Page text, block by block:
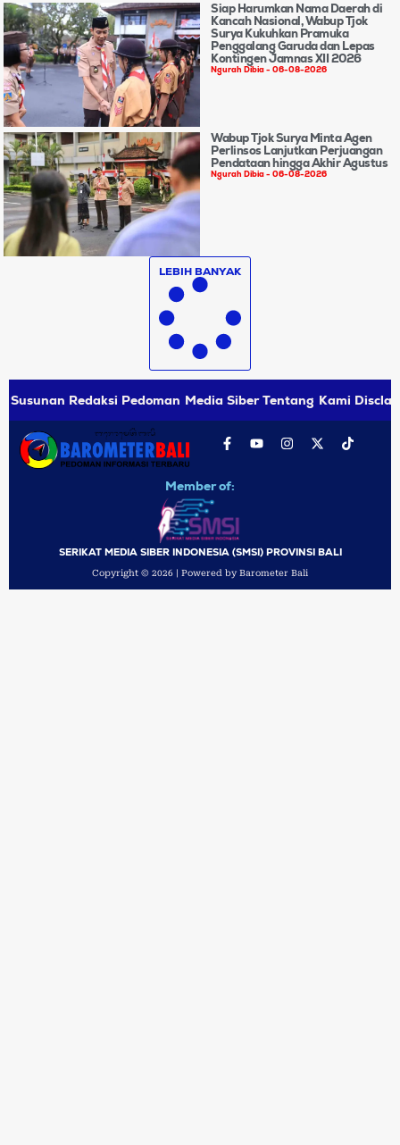
Siap Harumkan Nama Daerah di
Kancah Nasional, Wabup Tjok
Surya Kukuhkan Pramuka
Penggalang Garuda dan Lepas
Kontingen Jamnas XII 2026
Ngurah Dibia 06-08-2026
Wabup Tjok Surya Minta Agen
Perlinsos Lanjutkan Perjuangan
Pendataan hingga Akhir Agustus
Ngurah Dibia 06-08-2026
LEBIH BANYAK
Susunan Redaksi Pedoman Media Siber Tentang Kami
Member of:
SERIKAT MEDIA SIBER INDONESIA (SMSI) PROVINSI BALI
Copyright © 2026 | Powered by Barometer Bali